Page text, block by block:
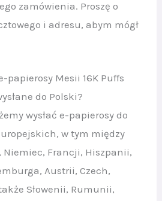
zamówienia. Proszę o
i adresu, abym mógł
papierosy Mesii 16K Puffs
do Polski?
wysłać e-papierosy do
w tym między
Francji, Hiszpanii,
Austrii, Czech,
Słowenii, Rumunii,